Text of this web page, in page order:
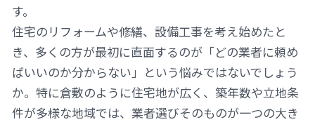
す。
住宅のリフォームや修繕、設備工事を考え始めたと
き、多くの方が最初に直面するのが「どの業者に頼め
ばいいのか分からない」という悩みではないでしょう
か。特に倉敷のように住宅地が広く、築年数や立地条
件が多様な地域では、業者選びそのものが一つの大き